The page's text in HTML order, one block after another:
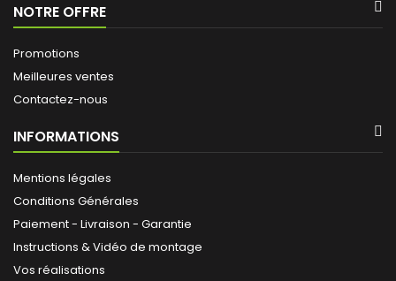
NOTRE OFFRE
Promotions
Meilleures ventes
Contactez-nous
INFORMATIONS
Mentions légales
Conditions Générales
Paiement - Livraison - Garantie
Instructions & Vidéo de montage
Vos réalisations